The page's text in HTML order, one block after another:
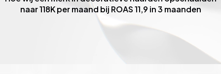
naar 118K per maand bij ROAS 11,9 in 3 maanden